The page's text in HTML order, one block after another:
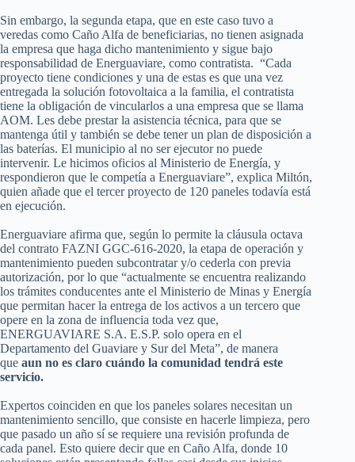
Sin embargo, la segunda etapa, que en este caso tuvo a
veredas como Caño Alfa de beneficiarias, no tienen asignada
la empresa que haga dicho mantenimiento y sigue bajo
responsabilidad de Energuaviare, como contratista. “Cada
proyecto tiene condiciones y una de estas es que una vez
entregada la solución fotovoltaica a la familia, el contratista
tiene la obligación de vincularlos a una empresa que se llama
AOM. Les debe prestar la asistencia técnica, para que se
mantenga útil y también se debe tener un plan de disposición a
las baterías. El municipio al no ser ejecutor no puede
intervenir. Le hicimos oficios al Ministerio de Energía, y
respondieron que le competía a Energuaviare”, explica Miltón,
quien añade que el tercer proyecto de 120 paneles todavía está
en ejecución.
Energuaviare afirma que, según lo permite la cláusula octava
del contrato FAZNI GGC-616-2020, la etapa de operación y
mantenimiento pueden subcontratar y/o cederla con previa
autorización, por lo que “actualmente se encuentra realizando
los trámites conducentes ante el Ministerio de Minas y Energía
que permitan hacer la entrega de los activos a un tercero que
opere en la zona de influencia toda vez que,
ENERGUAVIARE S.A. E.S.P. solo opera en el
Departamento del Guaviare y Sur del Meta”, de manera
que aun no es claro cuándo la comunidad tendrá este
servicio.
Expertos coinciden en que los paneles solares necesitan un
mantenimiento sencillo, que consiste en hacerle limpieza, pero
que pasado un año sí se requiere una revisión profunda de
cada panel. Esto quiere decir que en Caño Alfa, donde 10